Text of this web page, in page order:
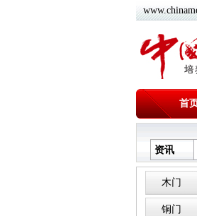
首
资讯
木门
铜门